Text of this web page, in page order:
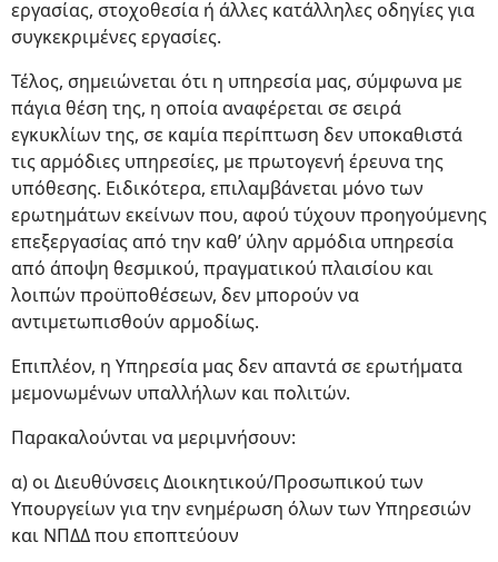
εργασίας, στοχοθεσία ή άλλες κατάλληλες οδηγίες για
συγκεκριμένες εργασίες.
Τέλος, σημειώνεται ότι η υπηρεσία μας, σύμφωνα με
πάγια θέση της, η οποία αναφέρεται σε σειρά
εγκυκλίων της, σε καμία περίπτωση δεν υποκαθιστά
τις αρμόδιες υπηρεσίες, με πρωτογενή έρευνα της
υπόθεσης. Ειδικότερα, επιλαμβάνεται μόνο των
ερωτημάτων εκείνων που, αφού τύχουν προηγούμενης
επεξεργασίας από την καθ’ ύλην αρμόδια υπηρεσία
από άποψη θεσμικού, πραγματικού πλαισίου και
λοιπών προϋποθέσεων, δεν μπορούν να
αντιμετωπισθούν αρμοδίως.
Επιπλέον, η Υπηρεσία μας δεν απαντά σε ερωτήματα
μεμονωμένων υπαλλήλων και πολιτών.
Παρακαλούνται να μεριμνήσουν:
α) οι Διευθύνσεις Διοικητικού/Προσωπικού των
Υπουργείων για την ενημέρωση όλων των Υπηρεσιών
και ΝΠΔΔ που εποπτεύουν